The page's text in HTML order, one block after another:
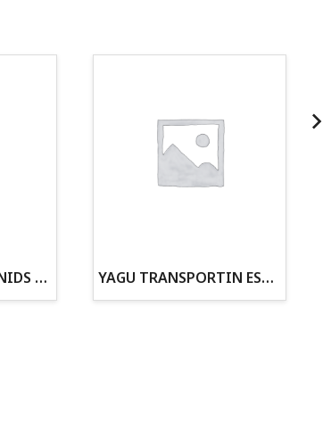
ZANAHORIAS 84 UNIDS EN DISPLAY YAGU TRANSPORTIN ESPUMA CAMUFLAJE Nº1 36x30x28